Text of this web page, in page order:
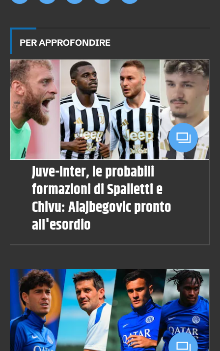
PER APPROFONDIRE
Juve-Inter, le probabili
formazioni di Spalletti e
Chivu: Alajbegovic pronto
all'esordio